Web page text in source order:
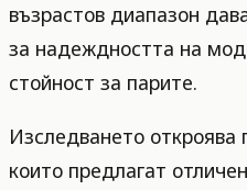
възрастов диапазон
за надеждността на
стойност за парите.
Изследването откроява
които предлагат